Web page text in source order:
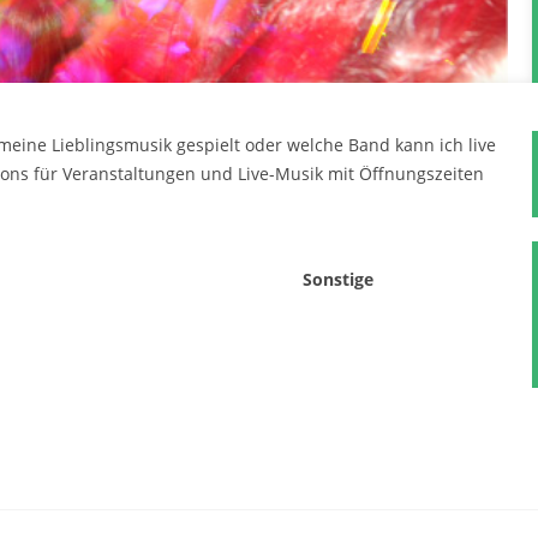
Lieblingsmusik gespielt oder welche Band kann ich live
für Veranstaltungen und Live-Musik mit Öffnungszeiten
Sonstige